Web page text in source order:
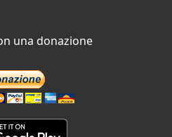
una donazione